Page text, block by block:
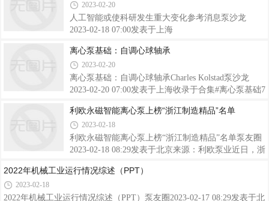
用于原水取水、饮用水处理、水资源配送、污水输
送、防洪、污水处理等领域。我们力求对泵送方案进
行优化，为客户提供最佳可靠性和资源利用效率。上
计算（点此复习），本期我们将从流速、供电、拦污
格栅、泵房清淤四个方面来进一步探讨泵站设计。流
速合理的流速设计是泵站可靠、高效运行的前提
2023-02-20
人工智能或使科研发生重大变化参考消息泵沙龙
2023-02-18 07:00发表于上海
离心泵基础：自调心球轴承
2023-02-20
离心泵基础：自调心球轴承Charles Kolstad泵沙龙
2023-02-20 07:00发表于上海收录于合集#离心泵基础7
部件，也是故障率较高的部件。只有充分了解设备的
使用工况、选用适当的轴承，才能确保其安全可靠运
行。自调心球轴承是轴和壳体不对中的应用的理想选
择。设计用于适应三度的不对中，自调心球轴承可最
这些轴承的轴向负载能力低于例如角接触轴承。轴承
轴承能够抵抗灰尘和其它污染物。自调心球
利欧永磁智能离心泵上榜“浙江制造精品”名单
2023-02-18
利欧永磁智能离心泵上榜“浙江制造精品”名单泵友圈
2023-02-18 08:29发表于北京来源：利欧泵业近日，浙
制造精品”的产品，需满足国内领先、具有自主知识
名度高、美誉度高等硬性指标。此次榜单中，利欧
2022年机械工业运行情况综述（PPT）
2023-02-18
2022年机械工业运行情况综述（PPT）泵友圈2023-02-17 08:29发表于北